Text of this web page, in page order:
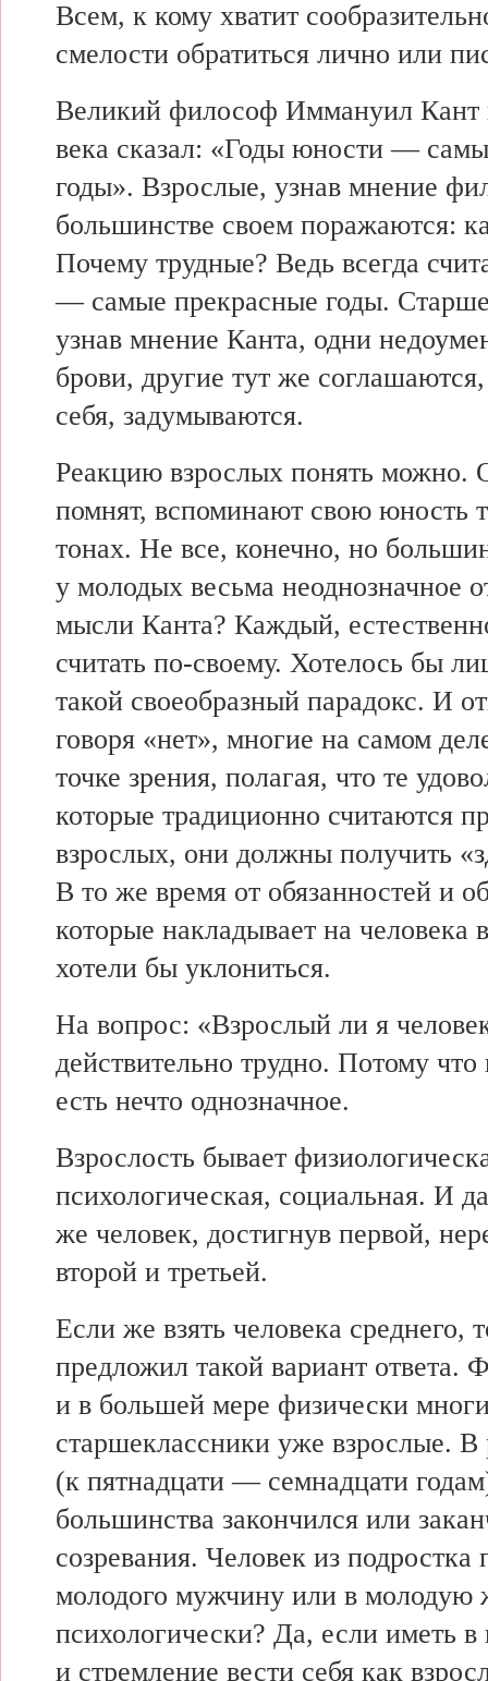
Всем, к кому хватит
смелости обратиться лично или
Великий философ Иммануил
века сказал: «Годы юности —
годы». Взрослые, узнав мнение
большинстве своем поражаются:
Почему трудные? Ведь всегда
— самые прекрасные годы.
узнав мнение Канта, одни
брови, другие тут же соглашаются,
себя, задумываются.
Реакцию взрослых понять можно.
помнят, вспоминают свою юность
тонах. Не все, конечно, но
у молодых весьма неоднозначное
мысли Канта? Каждый,
считать по-своему. Хотелось бы
такой своеобразный парадокс. И
говоря «нет», многие на самом
точке зрения, полагая, что те
которые традиционно считаются
взрослых, они должны получить
В то же время от обязанностей и
которые накладывает на человека
хотели бы уклониться.
На вопрос: «Взрослый ли я
действительно трудно. Потому что
есть нечто однозначное.
Взрослость бывает
психологическая, социальная. И
же человек, достигнув первой,
второй и третьей.
Если же взять человека среднего,
предложил такой вариант ответа.
и в большей мере физически
старшеклассники уже взрослые.
(к пятнадцати — семнадцати
большинства закончился или
созревания. Человек из подростка
молодого мужчину или в
психологически? Да, если иметь в
и стремление вести себя как